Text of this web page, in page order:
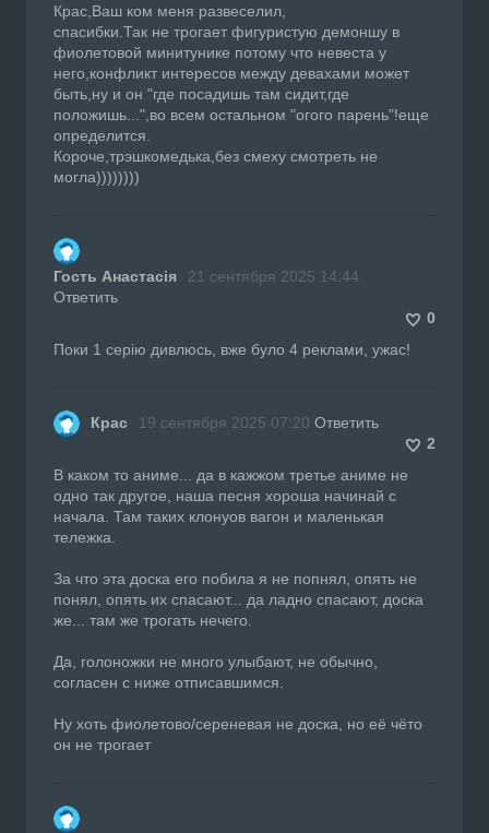
Крас,Ваш ком меня развеселил,
спасибки.Так не трогает фигуристую демоншу в
фиолетовой минитунике потому что невеста у
него,конфликт интересов между девахами может
быть,ну и он "где посадишь там сидит,где
положишь...",во всем остальном "огого парень"!еще
определится.
Короче,трэшкомедька,без смеху смотреть не
могла))))))))
Гость Анастасія
21 сентября 2025 14:44
Ответить
0
Поки 1 серію дивлюсь, вже було 4 реклами, ужас!
Крас 19 сентября 2025 07:20 Ответить
2
В каком то аниме... да в кажжом третье аниме не
одно так другое, наша песня хороша начинай с
начала. Там таких клонуов вагон и маленькая
тележка.
За что эта доска его побила я не попнял, опять не
понял, опять их спасают... да ладно спасают, доска
же... там же трогать нечего.
Да, голоножки не много улыбают, не обычно,
согласен с ниже отписавшимся.
Ну хоть фиолетово/сереневая не доска, но её чёто
он не трогает